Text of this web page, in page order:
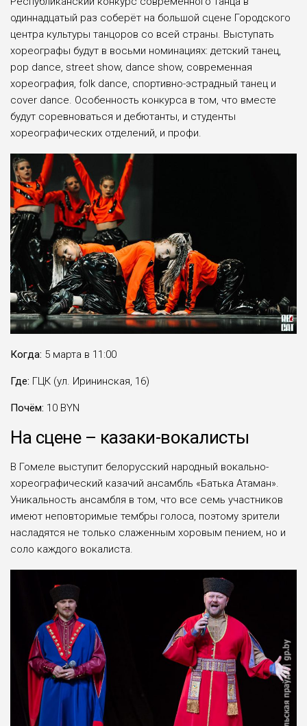
одиннадцатый раз соберёт на большой сцене Городского
центра культуры танцоров со всей страны. Выступать
хореографы будут в восьми номинациях: детский танец,
pop dance, street show, dance show, современная
хореография, folk dance, спортивно-эстрадный танец и
cover dance. Особенность конкурса в том, что вместе
будут соревноваться и дебютанты, и студенты
хореографических отделений, и профи.
Когда: 5 марта в 11:00
Где: ГЦК (ул. Ирининская, 16)
Почём: 10 BYN
На сцене – казаки-вокалисты
В Гомеле выступит белорусский народный вокально-
хореографический казачий ансамбль «Батька Атаман».
Уникальность ансамбля в том, что все семь участников
имеют неповторимые тембры голоса, поэтому зрители
насладятся не только слаженным хоровым пением, но и
соло каждого вокалиста.